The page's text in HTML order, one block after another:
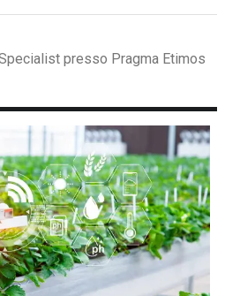
presso Pragma Etimos